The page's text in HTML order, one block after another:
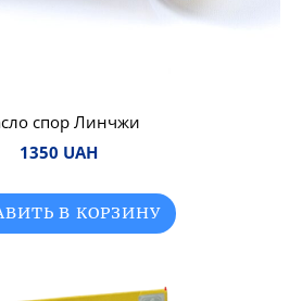
спор Линчжи
1350 UAH
В КОРЗИНУ